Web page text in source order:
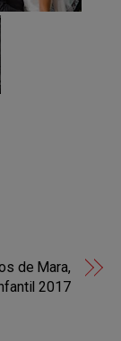
de Mara,
2017